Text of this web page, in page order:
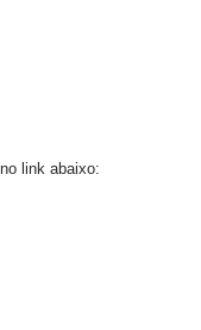
link abaixo: